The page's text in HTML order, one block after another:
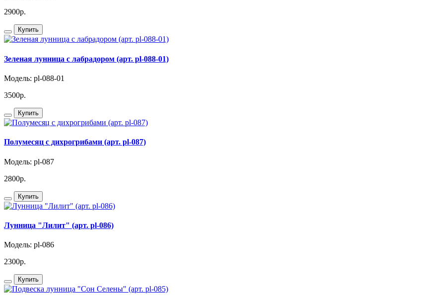
2900р.
Купить
Зеленая лунница с лабрадором (арт. pl-088-01)
Модель: pl-088-01
3500р.
Купить
Полумесяц с дихрогрибами (арт. pl-087)
Модель: pl-087
2800р.
Купить
Лунница "Лилит" (арт. pl-086)
Модель: pl-086
2300р.
Купить